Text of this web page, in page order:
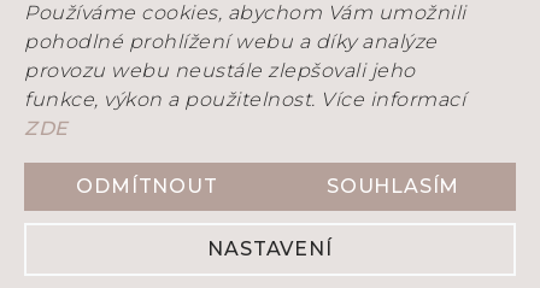
Používáme cookies, abychom Vám umožnili
pohodlné prohlížení webu a díky analýze
provozu webu neustále zlepšovali jeho
funkce, výkon a použitelnost. Více informací
ZDE
NASTAVENÍ
ODMÍTNOUT SOUHLASÍM
dovolenou. Objednávky, které stihneme odeslad
přijaté během dovolené budeme postupně
odesílat po našem návratu.
Instagram
Vytvořil Shoptet
DENITY. Všechna práva vyhrazena.